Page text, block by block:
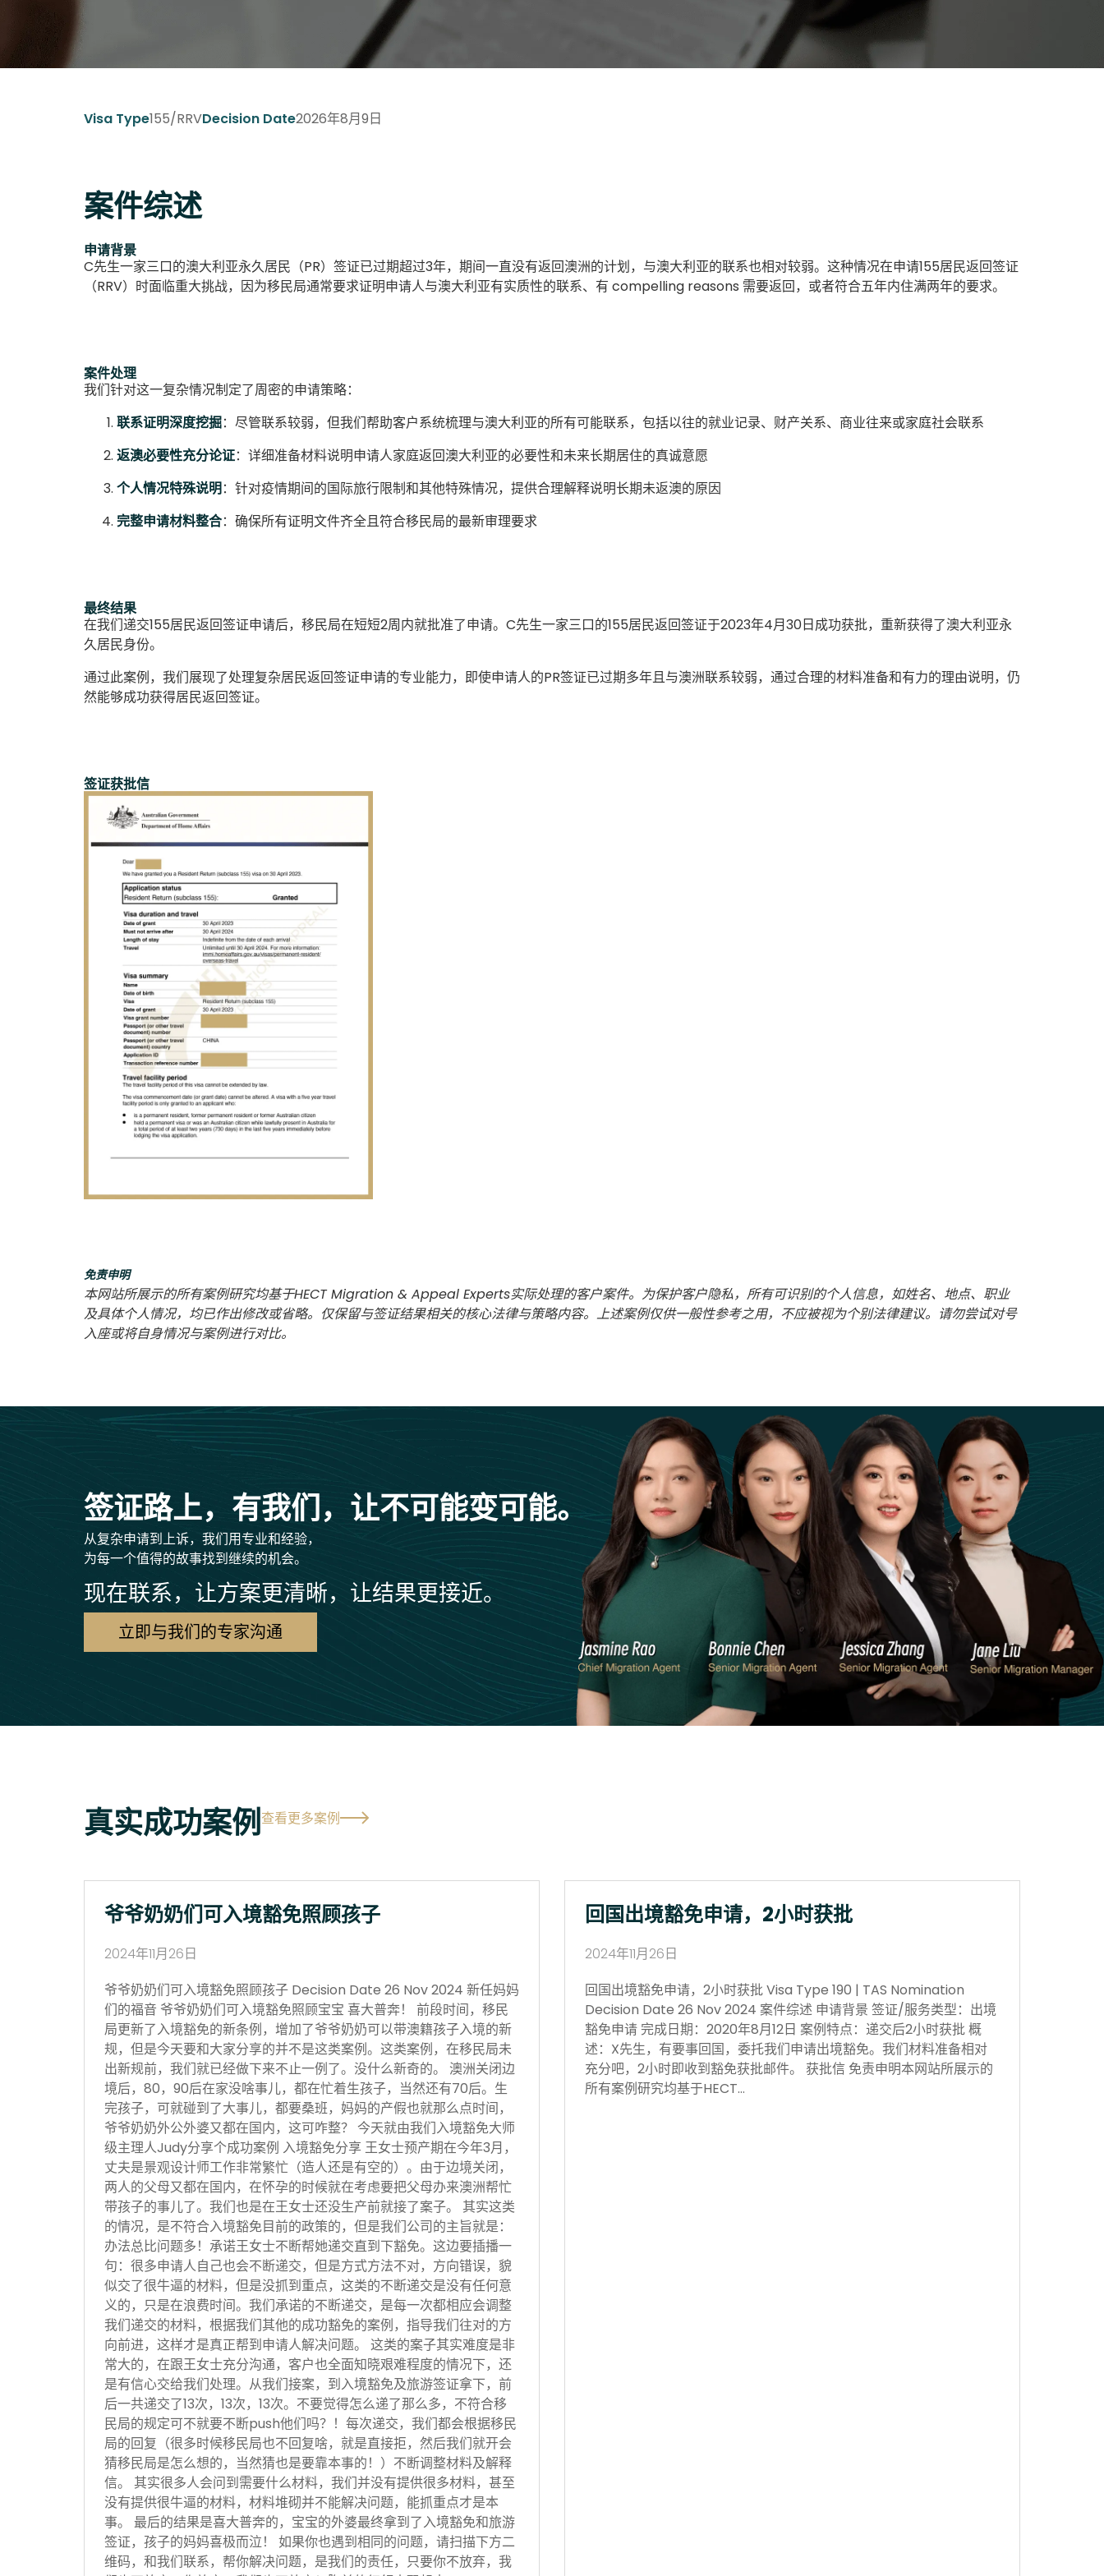
Visa Type155/RRVDecision Date2026年8月9日
案件综述
申请背景
C先生一家三口的澳大利亚永久居民（PR）签证已过期超过3年，期间一直没有返回澳洲的计划，与澳大利亚的联系也相对较弱。这种情况在申请155居民返回签证
（RRV）时面临重大挑战，因为移民局通常要求证明申请人与澳大利亚有实质性的联系、有 compelling reasons 需要返回，或者符合五年内住满两年的要求。
案件处理
我们针对这一复杂情况制定了周密的申请策略：
联系证明深度挖掘：尽管联系较弱，但我们帮助客户系统梳理与澳大利亚的所有可能联系，包括以往的就业记录、财产关系、商业往来或家庭社会联系
返澳必要性充分论证：详细准备材料说明申请人家庭返回澳大利亚的必要性和未来长期居住的真诚意愿
个人情况特殊说明：针对疫情期间的国际旅行限制和其他特殊情况，提供合理解释说明长期未返澳的原因
完整申请材料整合：确保所有证明文件齐全且符合移民局的最新审理要求
最终结果
在我们递交155居民返回签证申请后，移民局在短短2周内就批准了申请。C先生一家三口的155居民返回签证于2023年4月30日成功获批，重新获得了澳大利亚永
久居民身份。
通过此案例，我们展现了处理复杂居民返回签证申请的专业能力，即使申请人的PR签证已过期多年且与澳洲联系较弱，通过合理的材料准备和有力的理由说明，仍
然能够成功获得居民返回签证。
签证获批信
免责申明
本网站所展示的所有案例研究均基于HECT Migration & Appeal Experts实际处理的客户案件。为保护客户隐私，所有可识别的个人信息，如姓名、地点、职业
及具体个人情况，均已作出修改或省略。仅保留与签证结果相关的核心法律与策略内容。上述案例仅供一般性参考之用，不应被视为个别法律建议。请勿尝试对号
入座或将自身情况与案例进行对比。
签证路上，有我们，让不可能变可能。
从复杂申请到上诉，我们用专业和经验，
为每一个值得的故事找到继续的机会。
现在联系，让方案更清晰，让结果更接近。
立即与我们的专家沟通
真实成功案例查看更多案例
爷爷奶奶们可入境豁免照顾孩子
2024年11月26日
爷爷奶奶们可入境豁免照顾孩子 Decision Date 26 Nov 2024 新任妈妈
们的福音 爷爷奶奶们可入境豁免照顾宝宝 喜大普奔！ 前段时间，移民
局更新了入境豁免的新条例，增加了爷爷奶奶可以带澳籍孩子入境的新
规，但是今天要和大家分享的并不是这类案例。这类案例，在移民局未
出新规前，我们就已经做下来不止一例了。没什么新奇的。 澳洲关闭边
境后，80，90后在家没啥事儿，都在忙着生孩子，当然还有70后。生
完孩子，可就碰到了大事儿，都要桑班，妈妈的产假也就那么点时间，
爷爷奶奶外公外婆又都在国内，这可咋整？ 今天就由我们入境豁免大师
级主理人Judy分享个成功案例 入境豁免分享 王女士预产期在今年3月，
丈夫是景观设计师工作非常繁忙（造人还是有空的）。由于边境关闭，
两人的父母又都在国内，在怀孕的时候就在考虑要把父母办来澳洲帮忙
带孩子的事儿了。我们也是在王女士还没生产前就接了案子。 其实这类
的情况，是不符合入境豁免目前的政策的，但是我们公司的主旨就是：
办法总比问题多！承诺王女士不断帮她递交直到下豁免。这边要插播一
句：很多申请人自己也会不断递交，但是方式方法不对，方向错误，貌
似交了很牛逼的材料，但是没抓到重点，这类的不断递交是没有任何意
义的，只是在浪费时间。我们承诺的不断递交，是每一次都相应会调整
我们递交的材料，根据我们其他的成功豁免的案例，指导我们往对的方
向前进，这样才是真正帮到申请人解决问题。 这类的案子其实难度是非
常大的，在跟王女士充分沟通，客户也全面知晓艰难程度的情况下，还
是有信心交给我们处理。从我们接案，到入境豁免及旅游签证拿下，前
后一共递交了13次，13次，13次。不要觉得怎么递了那么多，不符合移
民局的规定可不就要不断push他们吗？！每次递交，我们都会根据移民
局的回复（很多时候移民局也不回复啥，就是直接拒，然后我们就开会
猜移民局是怎么想的，当然猜也是要靠本事的！）不断调整材料及解释
信。 其实很多人会问到需要什么材料，我们并没有提供很多材料，甚至
没有提供很牛逼的材料，材料堆砌并不能解决问题，能抓重点才是本
事。 最后的结果是喜大普奔的，宝宝的外婆最终拿到了入境豁免和旅游
签证，孩子的妈妈喜极而泣！ 如果你也遇到相同的问题，请扫描下方二
维码，和我们联系，帮你解决问题，是我们的责任，只要你不放弃，我
回国出境豁免申请，2小时获批
2024年11月26日
回国出境豁免申请，2小时获批 Visa Type 190 | TAS Nomination
Decision Date 26 Nov 2024 案件综述 申请背景 签证/服务类型：出境
豁免申请 完成日期：2020年8月12日 案例特点：递交后2小时获批 概
述：X先生，有要事回国，委托我们申请出境豁免。我们材料准备相对
充分吧，2小时即收到豁免获批邮件。 获批信 免责申明本网站所展示的
所有案例研究均基于HECT…